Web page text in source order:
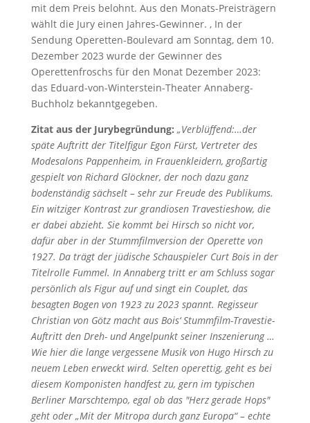
mit dem Preis belohnt. Aus den Monats-Preisträgern
wählt die Jury einen Jahres-Gewinner. , In der
Sendung Operetten-Boulevard am Sonntag, dem 10.
Dezember 2023 wurde der Gewinner des
Operettenfroschs für den Monat Dezember 2023:
das Eduard-von-Winterstein-Theater Annaberg-
Buchholz bekanntgegeben.
Zitat aus der Jurybegründung: „Verblüffend:…der
späte Auftritt der Titelfigur Egon Fürst, Vertreter des
Modesalons Pappenheim, in Frauenkleidern, großartig
gespielt von Richard Glöckner, der noch dazu ganz
bodenständig sächselt – sehr zur Freude des Publikums.
Ein witziger Kontrast zur grandiosen Travestieshow, die
er dabei abzieht. Sie kommt bei Hirsch so nicht vor,
dafür aber in der Stummfilmversion der Operette von
1927. Da trägt der jüdische Schauspieler Curt Bois in der
Titelrolle Fummel. In Annaberg tritt er am Schluss sogar
persönlich als Figur auf und singt ein Couplet, das
besagten Bogen von 1923 zu 2023 spannt. Regisseur
Christian von Götz macht aus Bois‘ Stummfilm-Travestie-
Auftritt den Dreh- und Angelpunkt seiner Inszenierung …
Wie hier die lange vergessene Musik von Hugo Hirsch zu
neuem Leben erweckt wird. Selten operettig, geht es bei
diesem Komponisten handfest zu, gern im typischen
Berliner Marschtempo, egal ob das "Herz gerade Hops"
geht oder „Mit der Mitropa durch ganz Europa“ – echte